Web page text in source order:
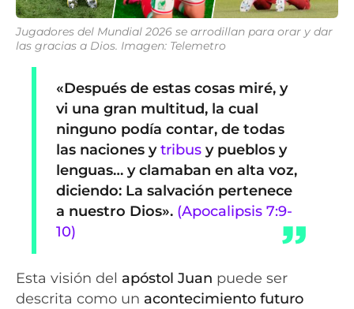
Jugadores del Mundial 2026 se arrodillan para orar y dar
las gracias a Dios. Imagen: Telemetro
«Después de estas cosas miré, y
vi una gran multitud, la cual
ninguno podía contar, de todas
las naciones ytribus y pueblos y
lenguas… y clamaban en alta voz,
diciendo: La salvación pertenece
a nuestro Dios». (Apocalipsis 7:9-
10)
Esta visión del apóstol Juan puede ser
descrita como un acontecimiento futuro